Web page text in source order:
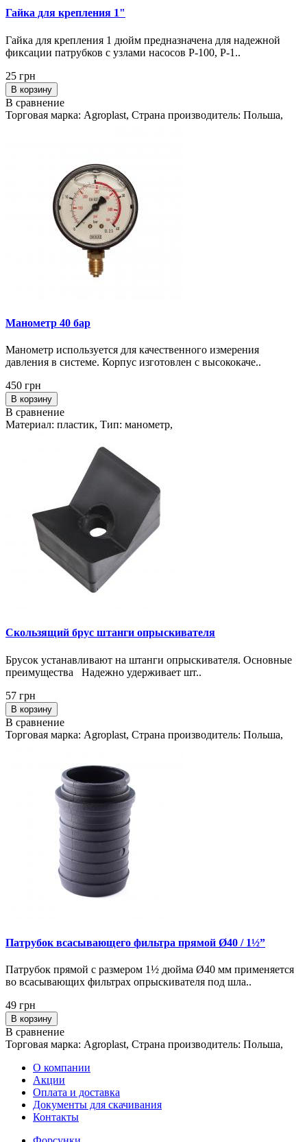
Гайка для крепления 1"
Гайка для крепления 1 дюйм предназначена для надежной
фиксации патрубков с узлами насосов P-100, P-1..
25 грн
В корзину
В сравнение
Торговая марка: Agroplast, Страна производитель: Польша,
Манометр 40 бар
Манометр используется для качественного измерения
давления в системе. Корпус изготовлен с высококаче..
450 грн
В корзину
В сравнение
Материал: пластик, Тип: манометр,
Скользящий брус штанги опрыскивателя
Брусок устанавливают на штанги опрыскивателя. Основные
преимущества Надежно удерживает шт..
57 грн
В корзину
В сравнение
Торговая марка: Agroplast, Страна производитель: Польша,
Патрубок всасывающего фильтра прямой Ø40 / 1½”
Патрубок прямой с размером 1½ дюйма Ø40 мм применяется
во всасывающих фильтрах опрыскивателя под шла..
49 грн
В корзину
В сравнение
Торговая марка: Agroplast, Страна производитель: Польша,
О компании
Акции
Оплата и доставка
Документы для скачивания
Контакты